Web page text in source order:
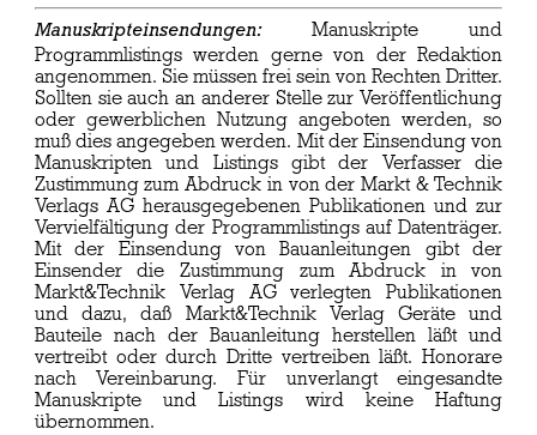
Manuskripteinsendungen: Manuskripte und
Programmlistings werden gerne von der Redaktion
angenommen. Sie müssen frei sein von Rechten Dritter.
Sollten sie auch an anderer Stelle zur Veröffentlichung
oder gewerblichen Nutzung angeboten werden, so
muß dies angegeben werden. Mit der Einsendung von
Manuskripten und Listings gibt der Verfasser die
Zustimmung zum Abdruck in von der Markt & Technik
Verlags AG herausgegebenen Publikationen und zur
Vervielfältigung der Programmlistings auf Datenträger.
Mit der Einsendung von Bauanleitungen gibt der
Einsender die Zustimmung zum Abdruck in von
Markt&Technik Verlag AG verlegten Publikationen
und dazu, daß Markt&Technik Verlag Geräte und
Bauteile nach der Bauanleitung herstellen läßt und
vertreibt oder durch Dritte vertreiben läßt. Honorare
nach Vereinbarung. Für unverlangt eingesandte
Manuskripte und Listings wird keine Haftung
übernommen.